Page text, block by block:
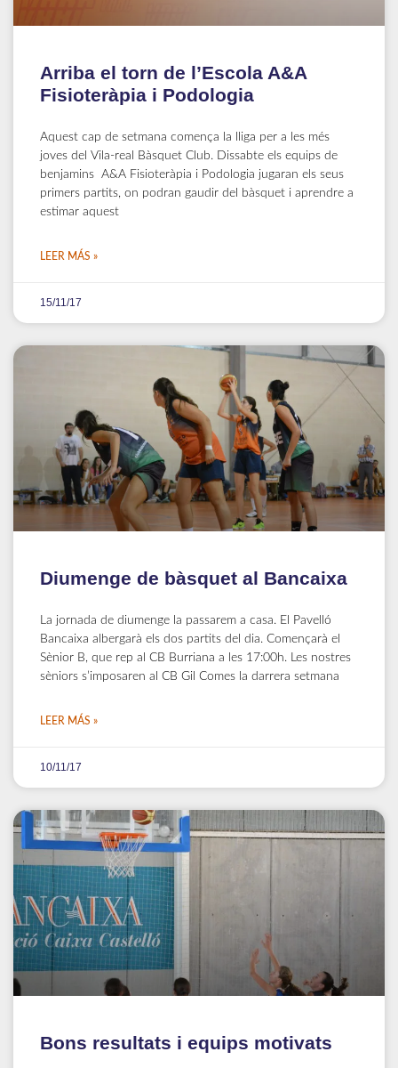
Arriba el torn de l’Escola A&A
Fisioteràpia i Podologia
Aquest cap de setmana comença la lliga per a les més
joves del Vila-real Bàsquet Club. Dissabte els equips de
benjamins A&A Fisioteràpia i Podologia jugaran els seus
primers partits, on podran gaudir del bàsquet i aprendre a
estimar aquest
LEER MÁS »
15/11/17
Diumenge de bàsquet al Bancaixa
La jornada de diumenge la passarem a casa. El Pavelló
Bancaixa albergarà els dos partits del dia. Començarà el
Sènior B, que rep al CB Burriana a les 17:00h. Les nostres
sèniors s’imposaren al CB Gil Comes la darrera setmana
LEER MÁS »
10/11/17
Bons resultats i equips motivats